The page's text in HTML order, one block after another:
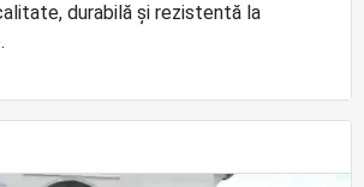
durabilă și rezistentă la